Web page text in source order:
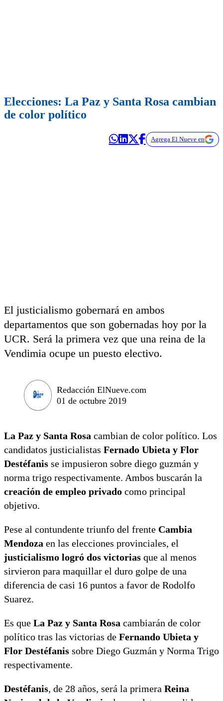
Elecciones: La Paz y Santa Rosa cambian
de color político
Agrega El Nueve en
El justicialismo gobernará en ambos
departamentos que son gobernadas hoy por la
UCR. Será la primera vez que una reina de la
Vendimia ocupe un puesto electivo.
Redacción ElNueve.com
01 de octubre 2019
La Paz y Santa Rosa cambian de color político. Los
candidatos justicialistas Fernado Ubieta y Flor
Destéfanis se impusieron sobre diego guzmán y
norma trigo respectivamente. Ambos buscarán la
creación de empleo privado como principal
objetivo.
Pese al contundente triunfo del frente Cambia
Mendoza en las elecciones provinciales, el
justicialismo logró dos victorias que al menos
sirvieron para maquillar el duro golpe de una
diferencia de casi 16 puntos a favor de Rodolfo
Suarez.
Es que La Paz y Santa Rosa cambiarán de color
político tras las victorias de Fernando Ubieta y
Flor Destéfanis sobre Diego Guzmán y Norma Trigo
respectivamente.
Destéfanis, de 28 años, será la primera Reina